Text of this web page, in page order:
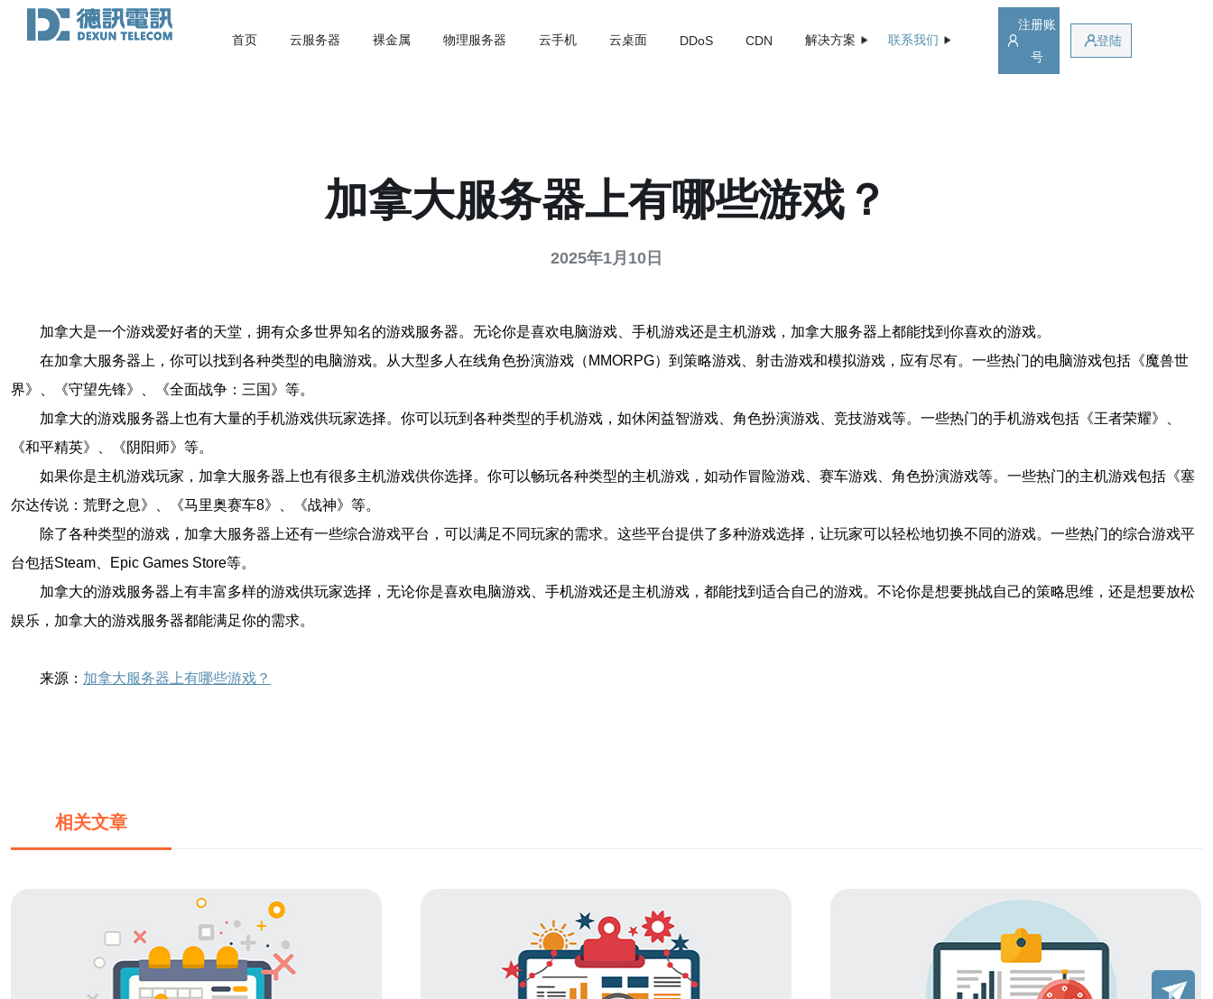
首页 云服务器 裸金属 物理服务器 云手机 云桌面 DDoS CDN 解决方案 联系我们
注册账
号
登陆
加拿大服务器上有哪些游戏？
2025年1月10日
加拿大是一个游戏爱好者的天堂，拥有众多世界知名的游戏服务器。无论你是喜欢电脑游戏、手机游戏还是主机游戏，加拿大服务器上都能找到你喜欢的游戏。
在加拿大服务器上，你可以找到各种类型的电脑游戏。从大型多人在线角色扮演游戏（MMORPG）到策略游戏、射击游戏和模拟游戏，应有尽有。一些热门的电脑游戏包括《魔兽世
界》、《守望先锋》、《全面战争：三国》等。
加拿大的游戏服务器上也有大量的手机游戏供玩家选择。你可以玩到各种类型的手机游戏，如休闲益智游戏、角色扮演游戏、竞技游戏等。一些热门的手机游戏包括《王者荣耀》、
《和平精英》、《阴阳师》等。
如果你是主机游戏玩家，加拿大服务器上也有很多主机游戏供你选择。你可以畅玩各种类型的主机游戏，如动作冒险游戏、赛车游戏、角色扮演游戏等。一些热门的主机游戏包括《塞
尔达传说：荒野之息》、《马里奥赛车8》、《战神》等。
除了各种类型的游戏，加拿大服务器上还有一些综合游戏平台，可以满足不同玩家的需求。这些平台提供了多种游戏选择，让玩家可以轻松地切换不同的游戏。一些热门的综合游戏平
台包括Steam、Epic Games Store等。
加拿大的游戏服务器上有丰富多样的游戏供玩家选择，无论你是喜欢电脑游戏、手机游戏还是主机游戏，都能找到适合自己的游戏。不论你是想要挑战自己的策略思维，还是想要放松
娱乐，加拿大的游戏服务器都能满足你的需求。
来源： 加拿大服务器上有哪些游戏？
相关文章